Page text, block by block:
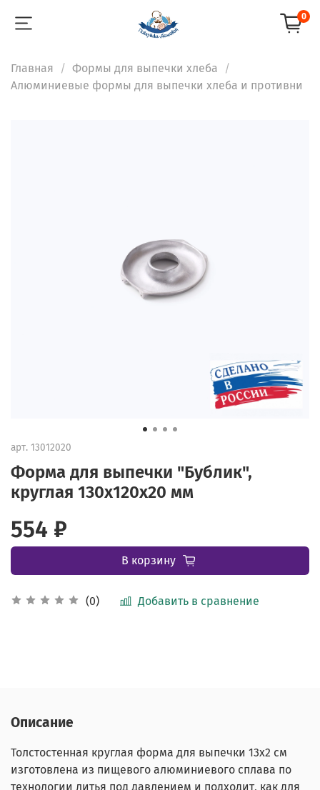
0
Главная
Формы для выпечки хлеба
Алюминиевые формы для выпечки хлеба и противни
арт. 13012020
Форма для выпечки "Бублик",
круглая 130х120х20 мм
(0) Добавить в сравнение
554 ₽
В корзину
Описание
Толстостенная круглая форма для выпечки 13х2 см
изготовлена из пищевого алюминиевого сплава по
технологии литья под давлением и подходит, как для